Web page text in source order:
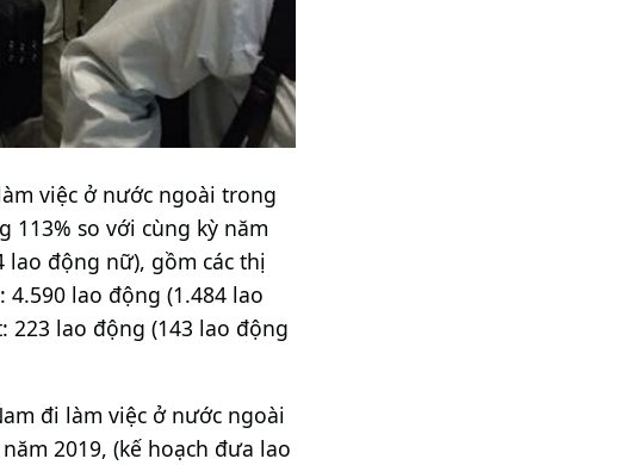
việc ở nước ngoài trong
113% so với cùng kỳ năm
lao động nữ), gồm các thị
lao động (1.484 lao
223 lao động (143 lao động
đi làm việc ở nước ngoài
2019, (kế hoạch đưa lao